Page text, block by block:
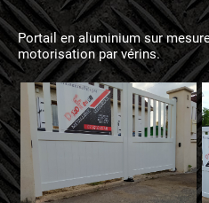
Portail en aluminium sur
motorisation par vérins.